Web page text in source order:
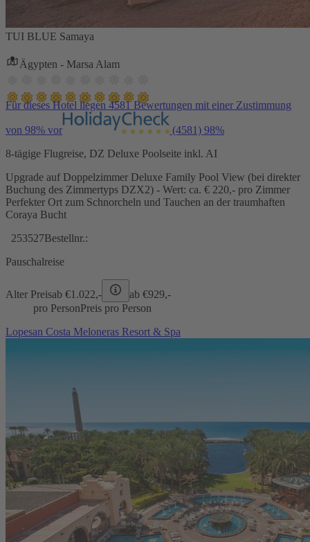
TUI BLUE Samaya
Ägypten - Marsa Alam
Für dieses Hotel liegen 4581 Bewertungen mit einer Zustimmung
von 98% vor (4581) 98%
8-tägige Flugreise, DZ Deluxe Poolseite inkl. AI
Upgrade auf Doppelzimmer Deluxe Family Pool View (bei direkter
Buchung des Zimmertyps DZX2) - Wert: ca. € 220,- pro Zimmer
Perfekter Ort zum Schnorcheln und Tauchen an der traumhaften
Coraya Bucht
253527Bestellnr.:
Pauschalreise
Alter Preisab €1.022,- ab €929,-
pro PersonPreis pro Person
Lopesan Costa Meloneras Resort & Spa